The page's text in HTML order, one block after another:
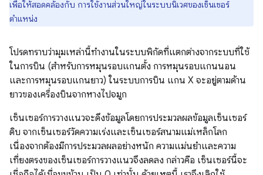
เพื่อให้สอดคล้องกับ การใช้งานส่วนใหญ่ในระบบนิเวศของเซ็นเซอร์
ตำแหน่ง
โปรดทราบว่ามุมเหล่านี้ทำงานในระบบพิกัดที่แตกต่างจากระบบที่ใช้
ในการบิน (สำหรับการหมุนรอบแกนตั้ง การหมุนรอบแกนนอน
และการหมุนรอบแกนยาว) ในระบบการบิน แกน X จะอยู่ตามด้าน
ยาวของเครื่องบินจากหางไปจมูก
เซ็นเซอร์การวางแนวจะดึงข้อมูลโดยการประมวลผลข้อมูลเซ็นเซอร์
ดิบ จากเซ็นเซอร์วัดความเร่งและเซ็นเซอร์สนามแม่เหล็กโลก
เนื่องจากต้องมีการประมวลผลอย่างหนัก ความแม่นยำและความ
เที่ยงตรงของเซ็นเซอร์การวางแนวจึงลดลง กล่าวคือ เซ็นเซอร์นี้จะ